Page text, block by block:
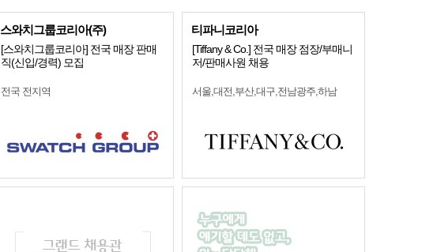
스와치그룹코리아(주)
[스와치그룹코리아] 전국 매장 판매
직(신입/경력) 모집
전국 전지역
티파니코리아
[Tiffany & Co.] 전국 매장 점장/부매니
저/판매사원 채용
서울,대전,부산,대구,전남광주,하남